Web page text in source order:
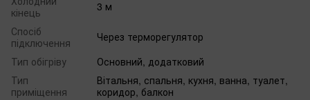
кінець
3 м
Спосіб
підключення
Через терморегулятор
Тип обігріву
Основний, додатковий
Тип
приміщення
Вітальня, спальня, кухня, ванна, туалет,
коридор, балкон